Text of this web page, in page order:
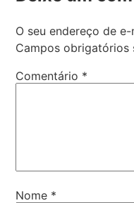
O seu endereço de
Campos obrigatórios
Comentário *
Nome *